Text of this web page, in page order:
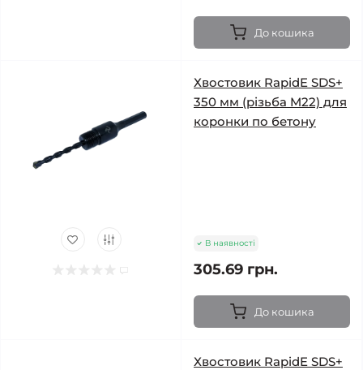
До кошика
Хвостовик RapidE SDS+
350 мм (різьба M22) для
коронки по бетону
В наявності
305.69 грн.
До кошика
Хвостовик RapidE SDS+